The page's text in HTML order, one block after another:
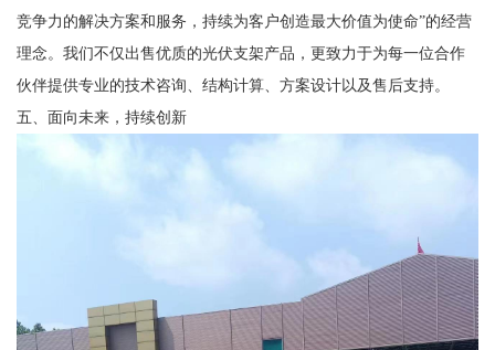
竞争力的解决方案和服务，持续为客户创造最大价值为使命”的经营
理念。我们不仅出售优质的光伏支架产品，更致力于为每一位合作
伙伴提供专业的技术咨询、结构计算、方案设计以及售后支持。
五、面向未来，持续创新